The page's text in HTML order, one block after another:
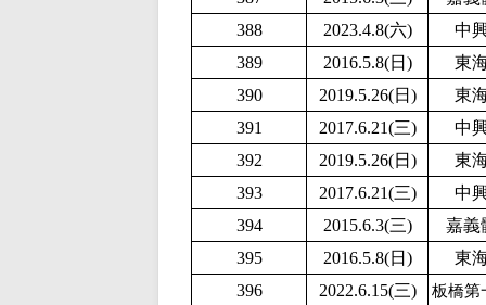
388
2023.4.8(六)
中
389
2016.5.8(日)
東
390
2019.5.26(日)
東
391
2017.6.21(三)
中
392
2019.5.26(日)
東
393
2017.6.21(三)
中
394
2015.6.3(三)
嘉義
395
2016.5.8(日)
東
396
2022.6.15(三) 板橋第